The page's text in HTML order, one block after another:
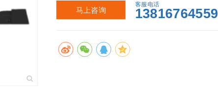
马上咨询
客服电话
13816764559